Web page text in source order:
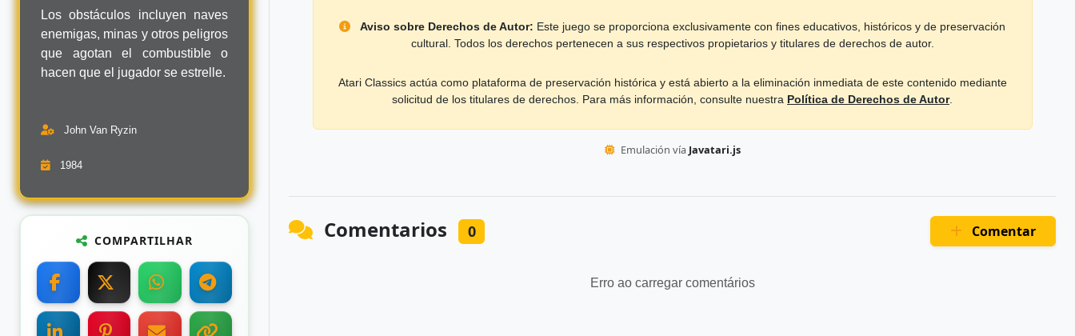
Los obstáculos incluyen naves
enemigas, minas y otros peligros
que agotan el combustible o
hacen que el jugador se estrelle.
John Van Ryzin
1984
COMPARTILHAR
Aviso sobre Derechos de Autor: Este juego se proporciona exclusivamente con fines educativos, históricos y de preservación
cultural. Todos los derechos pertenecen a sus respectivos propietarios y titulares de derechos de autor.
Atari Classics actúa como plataforma de preservación histórica y está abierto a la eliminación inmediata de este contenido mediante
solicitud de los titulares de derechos. Para más información, consulte nuestra Política de Derechos de Autor.
Emulación vía Javatari.js
Comentarios 0 Comentar
Erro ao carregar comentários